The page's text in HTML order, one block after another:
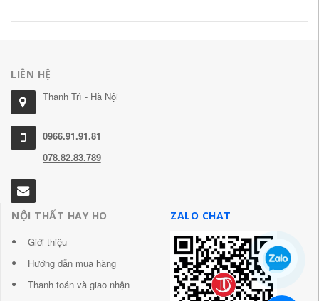
LIÊN HỆ
Thanh Trì - Hà Nội
0966.91.91.81
078.82.83.789
NỘI THẤT HAY HO
Giới thiệu
Hướng dẫn mua hàng
Thanh toán và giao nhận
ZALO CHAT